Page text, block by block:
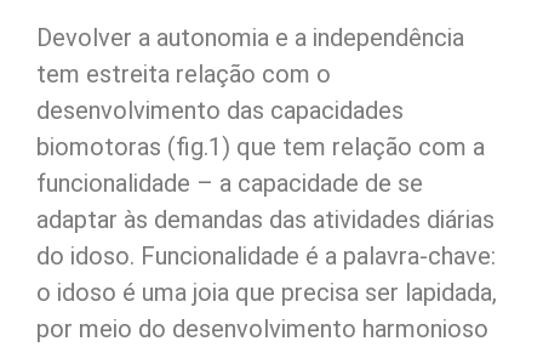
Devolver a autonomia e a independência
tem estreita relação com o
desenvolvimento das capacidades
biomotoras (fig.1) que tem relação com a
funcionalidade – a capacidade de se
adaptar às demandas das atividades diárias
do idoso. Funcionalidade é a palavra-chave:
o idoso é uma joia que precisa ser lapidada,
por meio do desenvolvimento harmonioso